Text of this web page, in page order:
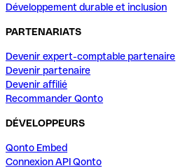
Développement durable et inclusion
PARTENARIATS
Devenir expert-comptable partenaire
Devenir partenaire
Devenir affilié
Recommander Qonto
DÉVELOPPEURS
Qonto Embed
Connexion API Qonto